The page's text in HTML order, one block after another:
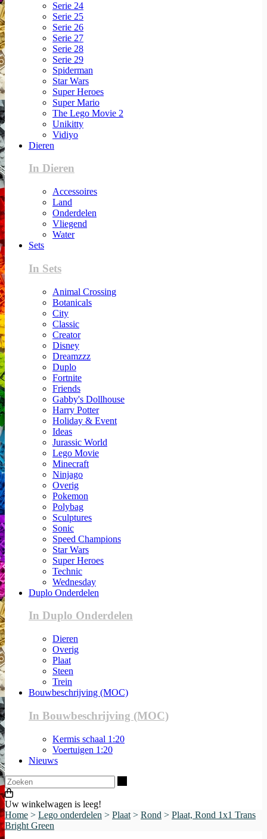
Serie 24
Serie 25
Serie 26
Serie 27
Serie 28
Serie 29
Spiderman
Star Wars
Super Heroes
Super Mario
The Lego Movie 2
Unikitty
Vidiyo
Dieren
In Dieren
Accessoires
Land
Onderdelen
Vliegend
Water
Sets
In Sets
Animal Crossing
Botanicals
City
Classic
Creator
Disney
Dreamzzz
Duplo
Fortnite
Friends
Gabby's Dollhouse
Harry Potter
Holiday & Event
Ideas
Jurassic World
Lego Movie
Minecraft
Ninjago
Overig
Pokemon
Polybag
Sculptures
Sonic
Speed Champions
Star Wars
Super Heroes
Technic
Wednesday
Duplo Onderdelen
In Duplo Onderdelen
Dieren
Overig
Plaat
Steen
Trein
Bouwbeschrijving (MOC)
In Bouwbeschrijving (MOC)
Kermis schaal 1:20
Voertuigen 1:20
Nieuws
Uw winkelwagen is leeg!
Home > Lego onderdelen > Plaat > Rond > Plaat, Rond 1x1 Trans
Bright Green